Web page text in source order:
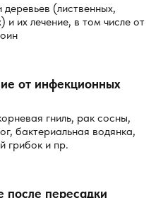
деревьев (лиственных,
и их лечение, в том числе от
от инфекционных
гниль, рак сосны,
бактериальная водянка,
грибок и пр.
после пересадки